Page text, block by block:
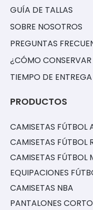
GUÍA DE TALLAS
SOBRE NOSOTROS
PREGUNTAS
¿CÓMO
TIEMPO DE ENTREGA
PRODUCTOS
CAMISETAS FÚTBOL
CAMISETAS FÚTBOL
CAMISETAS FÚTBOL
EQUIPACIONES
CAMISETAS NBA
PANTALONES